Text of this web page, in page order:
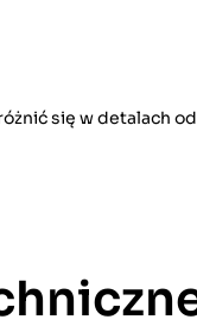
się w detalach